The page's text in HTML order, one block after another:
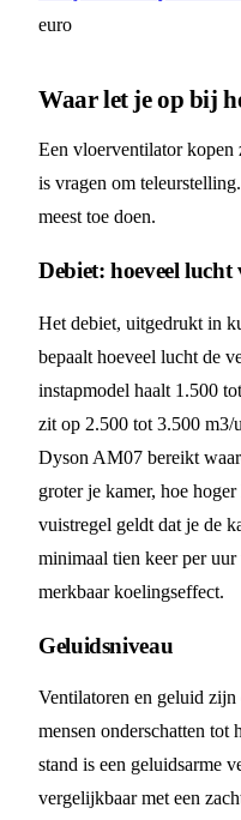
euro
Waar let je op bij
Een vloerventilator kopen
is vragen om
meest toe doen.
Debiet: hoeveel
Het debiet, uitgedrukt in
bepaalt hoeveel lucht de
instapmodel haalt 1.500
zit op 2.500 tot 3.500 m3/
Dyson AM07 bereikt
groter je kamer, hoe
vuistregel geldt dat je de
minimaal tien keer per
merkbaar koelingseffect.
Geluidsniveau
Ventilatoren en geluid
mensen onderschatten tot
stand is een geluidsarme
vergelijkbaar met een